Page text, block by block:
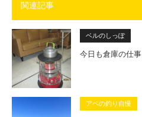
関連記事
ベルのしっぽ
今日も倉庫の仕事
アベの釣り自慢